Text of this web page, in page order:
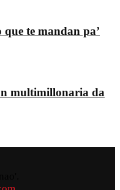
te mandan pa’
multimillonaria da